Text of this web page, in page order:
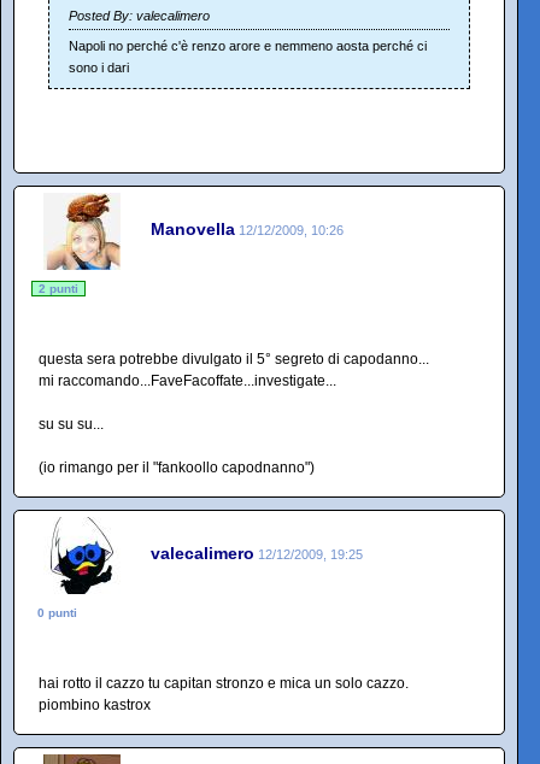
Posted By: valecalimero
Napoli no perché c'è renzo arore e nemmeno aosta perché ci
sono i dari
Manovella 12/12/2009, 10:26
2 punti
questa sera potrebbe divulgato il 5° segreto di capodanno...
mi raccomando...FaveFacoffate...investigate...
su su su...
(io rimango per il "fankoollo capodnanno")
valecalimero 12/12/2009, 19:25
0 punti
hai rotto il cazzo tu capitan stronzo e mica un solo cazzo.
piombino kastrox